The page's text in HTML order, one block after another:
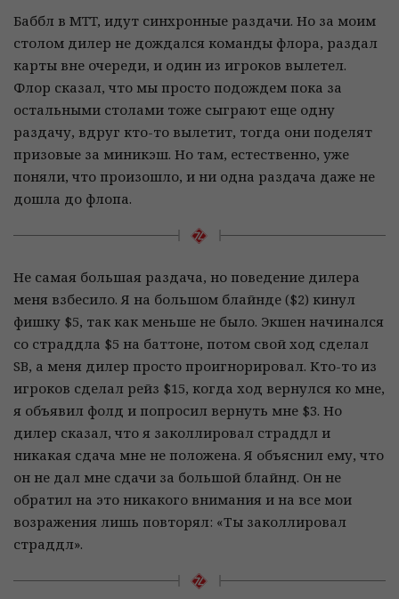
Баббл в MTT, идут синхронные раздачи. Но за моим
столом дилер не дождался команды флора, раздал
карты вне очереди, и один из игроков вылетел.
Флор сказал, что мы просто подождем пока за
остальными столами тоже сыграют еще одну
раздачу, вдруг кто-то вылетит, тогда они поделят
призовые за миникэш. Но там, естественно, уже
поняли, что произошло, и ни одна раздача даже не
дошла до флопа.
Не самая большая раздача, но поведение дилера
меня взбесило. Я на большом блайнде ($2) кинул
фишку $5, так как меньше не было. Экшен начинался
со страддла $5 на баттоне, потом свой ход сделал
SB, а меня дилер просто проигнорировал. Кто-то из
игроков сделал рейз $15, когда ход вернулся ко мне,
я объявил фолд и попросил вернуть мне $3. Но
дилер сказал, что я заколлировал страддл и
никакая сдача мне не положена. Я объяснил ему, что
он не дал мне сдачи за большой блайнд. Он не
обратил на это никакого внимания и на все мои
возражения лишь повторял: «Ты заколлировал
страддл».